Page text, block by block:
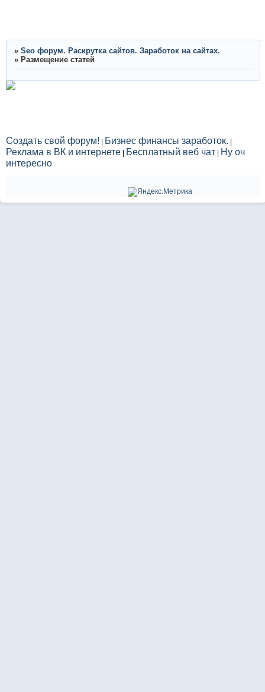
» Seo форум. Раскрутка сайтов. Заработок на сайтах.
» Размещение статей
Создать свой форум! | Бизнес финансы заработок. |
Реклама в ВК и интернете | Бесплатный веб чат | Ну оч
интересно